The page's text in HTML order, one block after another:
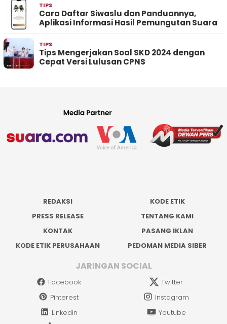
TIPS
Cara Daftar Siwaslu dan Panduannya,
Aplikasi Informasi Hasil Pemungutan Suara
TIPS
Tips Mengerjakan Soal SKD 2024 dengan
Cepat Versi Lulusan CPNS
REDAKSI
KODE ETIK
PRESS RELEASE
TENTANG KAMI
KONTAK
PASANG IKLAN
KODE ETIK PERUSAHAAN
PEDOMAN MEDIA SIBER
JARINGAN SOCIAL
Facebook
Twitter
Pinterest
Instagram
Linkedin
Youtube